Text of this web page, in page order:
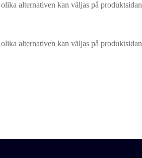
alternativen kan väljas på produktsidan
alternativen kan väljas på produktsidan